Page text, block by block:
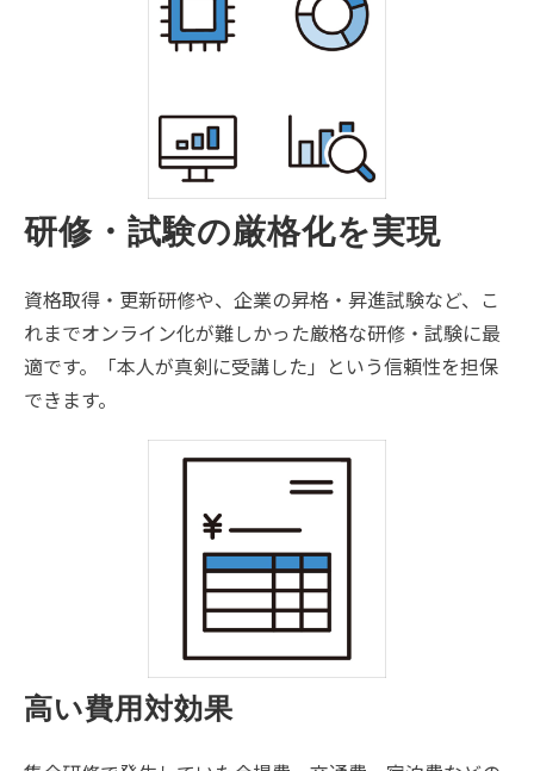
研修・試験の厳格化を実現
資格取得・更新研修や、企業の昇格・昇進試験など、こ
れまでオンライン化が難しかった厳格な研修・試験に最
適です。「本人が真剣に受講した」という信頼性を担保
できます。
高い費用対効果